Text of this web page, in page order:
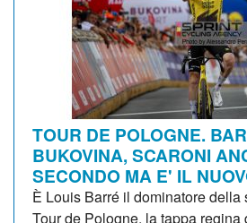
TOUR DE POLOGNE.
BUKOVINA, SCARONI
SECONDO MA E' IL
È Louis Barré il dominatore della
Tour de Pologne, la tappa